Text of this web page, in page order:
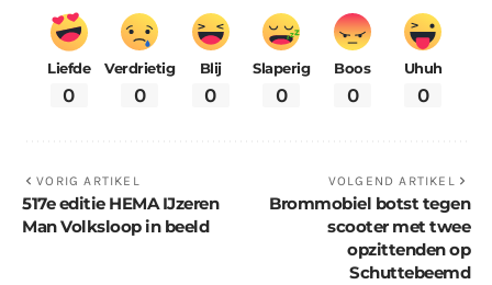
Liefde
0
Verdrietig
0
Blij
0
Slaperig
0
Boos
0
Uhuh
0
VORIG ARTIKEL
517e editie HEMA IJzeren
Man Volksloop in beeld
VOLGEND ARTIKEL
Brommobiel botst tegen
scooter met twee
opzittenden op
Schuttebeemd